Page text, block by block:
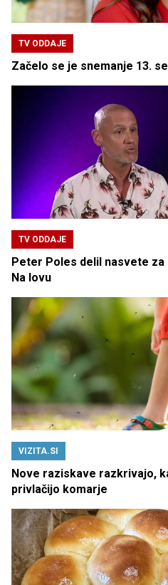
TV ODDAJE
Začelo se je snemanje 13.
TV ODDAJE
Peter Poles delil nasvete
Na lovu
VIZITA.SI
Nove raziskave razkrivajo,
privlačijo komarje